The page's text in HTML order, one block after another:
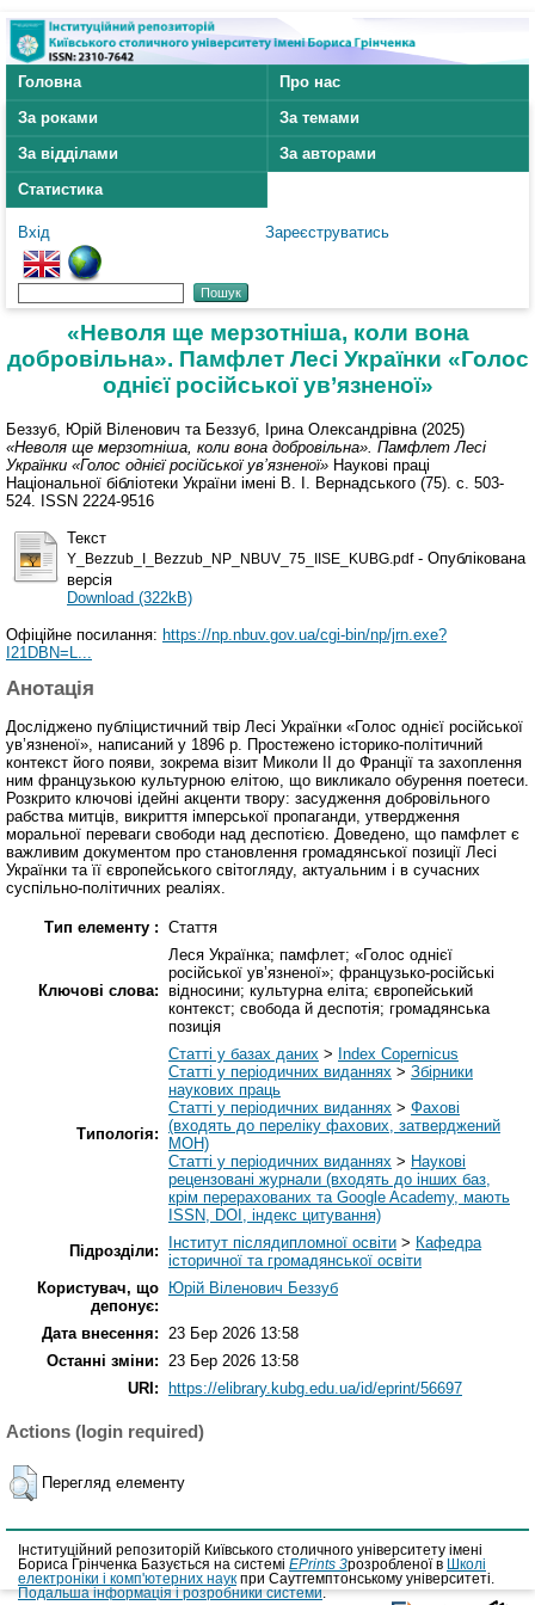
Головна
Про нас
За роками
За темами
За відділами
За авторами
Статистика
Вхід Зареєструватись
«Неволя ще мерзотніша, коли вона
добровільна». Памфлет Лесі Українки «Голос
однієї російської ув’язненої»
Беззуб, Юрій Віленович та Беззуб, Ірина Олександрівна (2025)
«Неволя ще мерзотніша, коли вона добровільна». Памфлет Лесі
Українки «Голос однієї російської ув’язненої» Наукові праці
Національної бібліотеки України імені В. І. Вернадського (75). с. 503-
524. ISSN 2224-9516
Текст
Y_Bezzub_I_Bezzub_NP_NBUV_75_IISE_KUBG.pdf- Опублікована
версія
Download (322kB)
Офіційне посилання: https://np.nbuv.gov.ua/cgi-bin/np/jrn.exe?
I21DBN=L...
Анотація
Досліджено публіцистичний твір Лесі Українки «Голос однієї російської
ув’язненої», написаний у 1896 р. Простежено історико-політичний
контекст його появи, зокрема візит Миколи ІІ до Франції та захоплення
ним французькою культурною елітою, що викликало обурення поетеси.
Розкрито ключові ідейні акценти твору: засудження добровільного
рабства митців, викриття імперської пропаганди, утвердження
моральної переваги свободи над деспотією. Доведено, що памфлет є
важливим документом про становлення громадянської позиції Лесі
Українки та її європейського світогляду, актуальним і в сучасних
суспільно-політичних реаліях.
Тип елементу : Стаття
Ключові слова:
Леся Українка; памфлет; «Голос однієї
російської ув’язненої»; французько-російські
відносини; культурна еліта; європейський
контекст; свобода й деспотія; громадянська
позиція
Типологія:
Статті у базах даних > Index Copernicus
Статті у періодичних виданнях > Збірники
наукових праць
Статті у періодичних виданнях > Фахові
(входять до переліку фахових, затверджений
МОН)
Статті у періодичних виданнях > Наукові
рецензовані журнали (входять до інших баз,
крім перерахованих та Google Academy, мають
ISSN, DOI, індекс цитування)
Підрозділи:
Інститут післядипломної освіти > Кафедра
історичної та громадянської освіти
Користувач, що
депонує:
Юрій Віленович Беззуб
Дата внесення: 23 Бер 2026 13:58
Останні зміни: 23 Бер 2026 13:58
URI:
https://elibrary.kubg.edu.ua/id/eprint/56697
Actions (login required)
Перегляд елементу
Інституційний репозиторій Київського столичного університету імені
Бориса Грінченка Базується на системі EPrints 3розробленої в
Школі
електроніки і комп'ютерних наук при Саутгемптонському університеті.
Подальша інформація і розробники системи.